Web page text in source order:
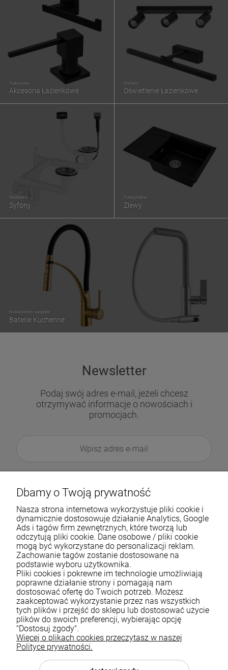
Praktyczne
Akcesoria Łazienkowe
Stylowe
Oświetlenie Łazienkowe
Nowoczesne i wygodne
Baterie Kuchenne
Niezbędne
Syfony
Funkcjonalne
Zlewy
Newsletter
Podaj swój adres e-mail, jeżeli chcesz
otrzymywać informacje o nowościach i
promocjach.
Pomoc
Moje konto
Płatności i dostawa
Informacje
Dbamy o Twoją prywatność
Nasza strona internetowa wykorzystuje pliki cookie i
dynamicznie dostosowuje działanie Analytics, Google
Ads i tagów firm zewnętrznych, które tworzą lub
odczytują pliki cookie. Dane osobowe / pliki cookie
mogą być wykorzystane do personalizacji reklam.
Zachowanie tagów zostanie dostosowane na
podstawie wyboru użytkownika.
Pliki cookies i pokrewne im technologie umożliwiają
poprawne działanie strony i pomagają nam
dostosować ofertę do Twoich potrzeb. Możesz
zaakceptować wykorzystanie przez nas wszystkich
tych plików i przejść do sklepu lub dostosować użycie
plików do swoich preferencji, wybierając opcję
"Dostosuj zgody".
Więcej o plikach cookies przeczytasz w naszej
Polityce prywatności.